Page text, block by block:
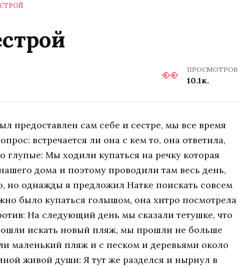
ПРОСМОТРОВ
10.1к.
предоставлен сам себе и сестре, мы все время
встречается ли она с кем то, она ответила,
глупые: Мы ходили купаться на речку которая
дома и поэтому проводили там весь день,
но однажды я предложил Натке поискать совсем
было купаться голышом, она хитро посмотрела
На следующий день мы сказали тетушке, что
искать новый пляж, мы прошли не больше
маленький пляж и с песком и деревьями около
живой души: Я тут же разделся и нырнул в